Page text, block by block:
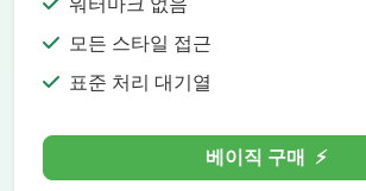
모든 스타일 접근
표준 처리 대기열
베이직 구매 ⚡